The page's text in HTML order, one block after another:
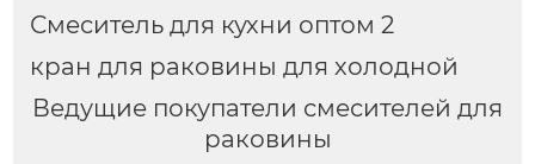
Смеситель для кухни оптом 2
кран для раковины для холодной
Ведущие покупатели смесителей для
раковины